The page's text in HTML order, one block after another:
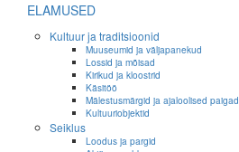
ELAMUSED
Kultuur ja traditsioonid
Muuseumid ja väljapanekud
Lossid ja mõisad
Kirikud ja kloostrid
Käsitöö
Mälestusmärgid ja ajaloolised paigad
Kultuuriobjektid
Seiklus
Loodus ja pargid